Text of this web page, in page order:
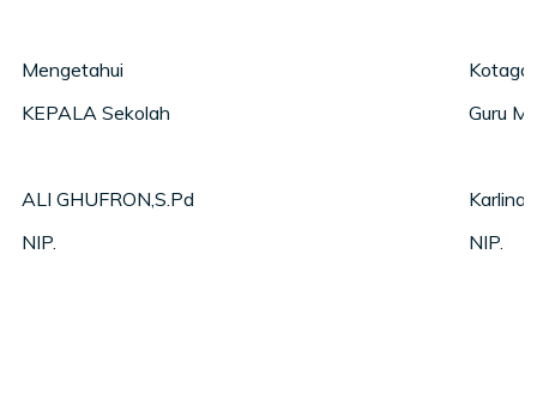
Mengetahui
KEPALA Sekolah
ALI GHUFRON,S.Pd
NIP.
Guru
Karlina
NIP.